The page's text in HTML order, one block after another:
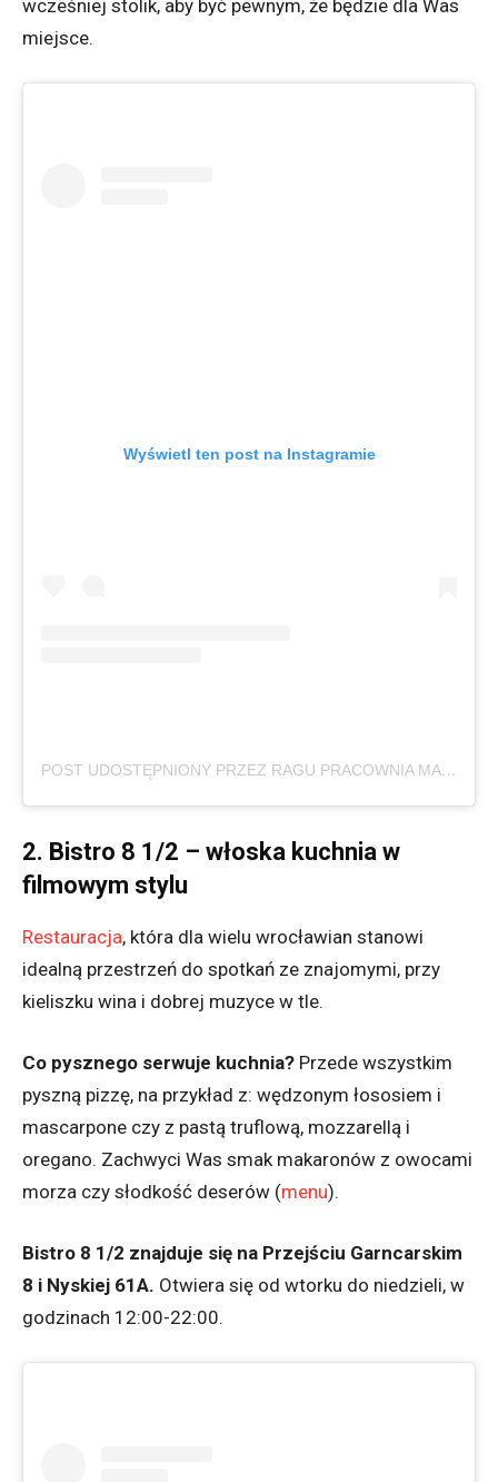
wcześniej stolik, aby być pewnym, że będzie dla Was
miejsce.
Wyświetl ten post na Instagramie
POST UDOSTĘPNIONY PRZEZ RAGU PRACOWNIA MAKARONU (@RAGU_WRO)
2. Bistro 8 1/2 – włoska kuchnia w
filmowym stylu
Restauracja, która dla wielu wrocławian stanowi
idealną przestrzeń do spotkań ze znajomymi, przy
kieliszku wina i dobrej muzyce w tle.
Co pysznego serwuje kuchnia? Przede wszystkim
pyszną pizzę, na przykład z: wędzonym łososiem i
mascarpone czy z pastą truflową, mozzarellą i
oregano. Zachwyci Was smak makaronów z owocami
morza czy słodkość deserów (menu).
Bistro 8 1/2 znajduje się na Przejściu Garncarskim
8 i Nyskiej 61A. Otwiera się od wtorku do niedzieli, w
godzinach 12:00-22:00.